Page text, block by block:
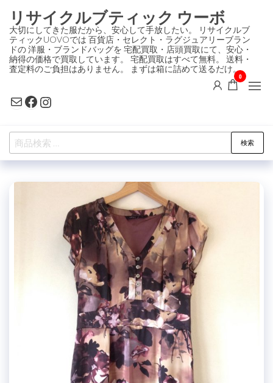
ン
テ
ン
ツ
プ
リサイクルブティック ウーボ
大切にしてきた服だから、安心して手放したい。 リサイクルブ
ティックUOVOでは 百貨店・セレクト・ラグジュアリーブラン
ドの 洋服・ブランドバッグを 宅配買取・店頭買取にて、安心・
納得の価格で買取しています。 宅配買取はすべて無料。 送料・
査定料のご負担はありません。 まずは箱に詰めて送るだけ。
MailFacebook
Instagram
0
検
索
検索